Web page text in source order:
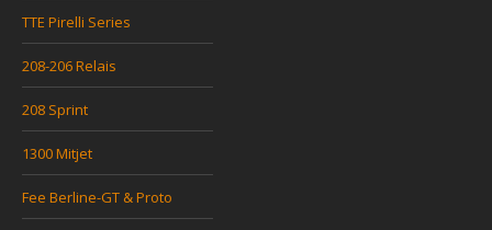
TTE Pirelli Series
208-206 Relais
208 Sprint
1300 Mitjet
Fee Berline-GT & Proto